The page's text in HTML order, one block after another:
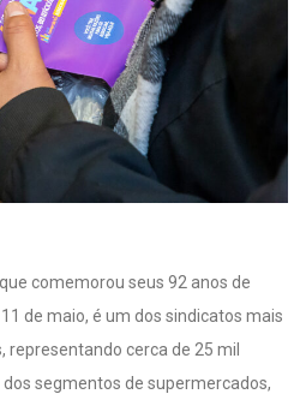
comemorou seus 92 anos de
de maio, é um dos sindicatos mais
representando cerca de 25 mil
segmentos de supermercados,